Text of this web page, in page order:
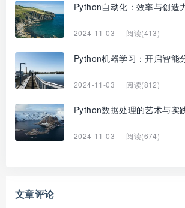
Python自动化：效率与创造
2024-11-03 阅读(413)
Python机器学习：开启智能
2024-11-03 阅读(812)
Python数据处理的艺术与实
2024-11-03 阅读(674)
文章评论